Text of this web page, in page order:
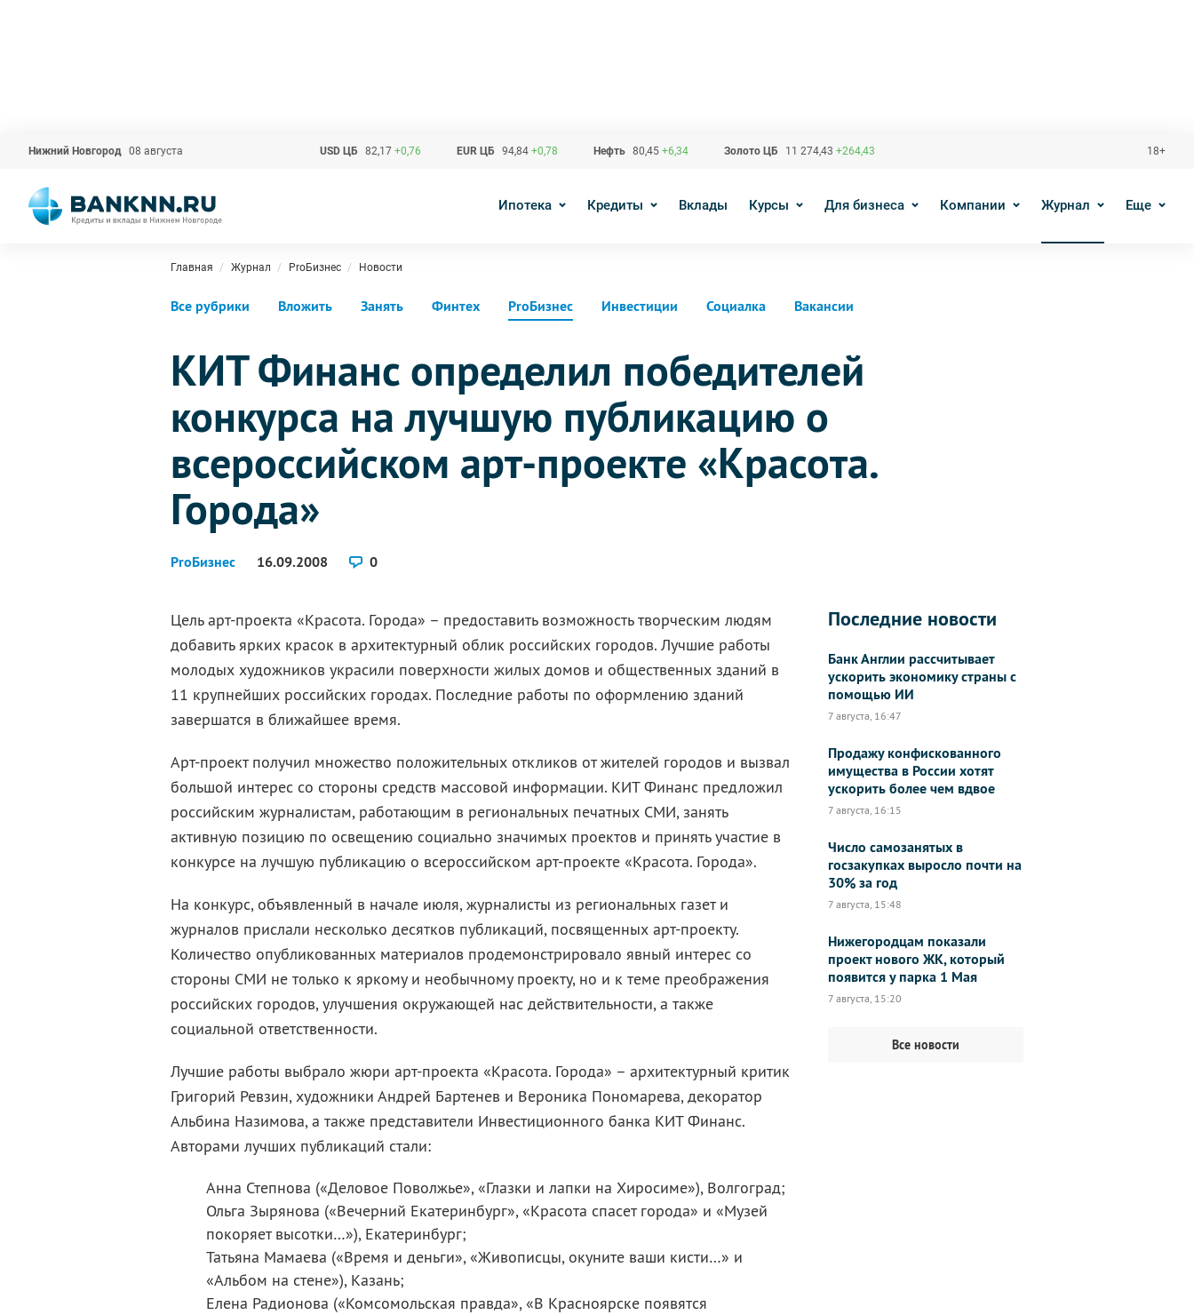
Нижний Новгород 08 августа USD ЦБ 82,17 +0,76 EUR ЦБ 94,84 +0,78 Нефть 80,45 +6,34 Золото ЦБ 11 274,43 +264,43 18+
Ипотека Кредиты Вклады Курсы Для бизнеса Компании Журнал Еще
Главная Журнал ProБизнес Новости
Все рубрики Вложить Занять Финтех ProБизнес Инвестиции Социалка Вакансии
КИТ Финанс определил победителей
конкурса на лучшую публикацию о
всероссийском арт-проекте «Красота.
Города»
ProБизнес 16.09.2008 0
Цель арт-проекта «Красота. Города» – предоставить возможность творческим людям
добавить ярких красок в архитектурный облик российских городов. Лучшие работы
молодых художников украсили поверхности жилых домов и общественных зданий в
11 крупнейших российских городах. Последние работы по оформлению зданий
завершатся в ближайшее время.
Арт-проект получил множество положительных откликов от жителей городов и вызвал
большой интерес со стороны средств массовой информации. КИТ Финанс предложил
российским журналистам, работающим в региональных печатных СМИ, занять
активную позицию по освещению социально значимых проектов и принять участие в
конкурсе на лучшую публикацию о всероссийском арт-проекте «Красота. Города».
На конкурс, объявленный в начале июля, журналисты из региональных газет и
журналов прислали несколько десятков публикаций, посвященных арт-проекту.
Количество опубликованных материалов продемонстрировало явный интерес со
стороны СМИ не только к яркому и необычному проекту, но и к теме преображения
российских городов, улучшения окружающей нас действительности, а также
социальной ответственности.
Лучшие работы выбрало жюри арт-проекта «Красота. Города» – архитектурный критик
Григорий Ревзин, художники Андрей Бартенев и Вероника Пономарева, декоратор
Альбина Назимова, а также представители Инвестиционного банка КИТ Финанс.
Авторами лучших публикаций стали:
Анна Степнова («Деловое Поволжье», «Глазки и лапки на Хиросиме»), Волгоград;
Ольга Зырянова («Вечерний Екатеринбург», «Красота спасет города» и «Музей
покоряет высотки…»), Екатеринбург;
Татьяна Мамаева («Время и деньги», «Живописцы, окуните ваши кисти…» и
«Альбом на стене»), Казань;
Елена Радионова («Комсомольская правда», «В Красноярске появятся
Последние новости
Банк Англии рассчитывает
ускорить экономику страны с
помощью ИИ
7 августа, 16:47
Продажу конфискованного
имущества в России хотят
ускорить более чем вдвое
7 августа, 16:15
Число самозанятых в
госзакупках выросло почти на
30% за год
7 августа, 15:48
Нижегородцам показали
проект нового ЖК, который
появится у парка 1 Мая
7 августа, 15:20
Все новости